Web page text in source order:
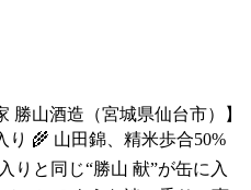
勝山酒造（宮城県仙台市）】
り 🌾 山田錦、精米歩合50%
りと同じ“勝山 献”が缶に入